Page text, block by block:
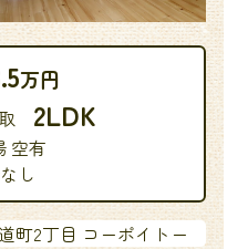
万円
2LDK
空有
し
町2丁目 コーポイトー